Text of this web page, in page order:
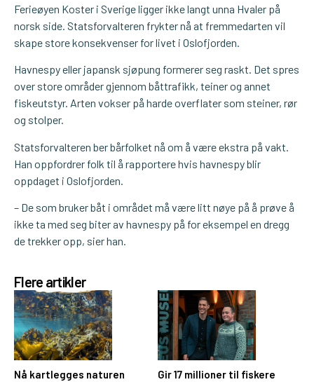
Ferieøyen Koster i Sverige ligger ikke langt unna Hvaler på
norsk side. Statsforvalteren frykter nå at fremmedarten vil
skape store konsekvenser for livet i Oslofjorden.
Havnespy eller japansk sjøpung formerer seg raskt. Det spres
over store områder gjennom båttrafikk, teiner og annet
fiskeutstyr. Arten vokser på harde overflater som steiner, rør
og stolper.
Statsforvalteren ber bårfolket nå om å være ekstra på vakt.
Han oppfordrer folk til å rapportere hvis havnespy blir
oppdaget i Oslofjorden.
– De som bruker båt i området må være litt nøye på å prøve å
ikke ta med seg biter av havnespy på for eksempel en dregg
de trekker opp, sier han.
Flere artikler
Nå kartlegges naturen
Gir 17 millioner til fiskere